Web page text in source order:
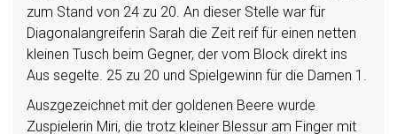
zum Stand von 24 zu 20. An dieser Stelle war für
Diagonalangreiferin Sarah die Zeit reif für einen netten
kleinen Tusch beim Gegner, der vom Block direkt ins
Aus segelte. 25 zu 20 und Spielgewinn für die Damen 1.
Auszgezeichnet mit der goldenen Beere wurde
Zuspielerin Miri, die trotz kleiner Blessur am Finger mit